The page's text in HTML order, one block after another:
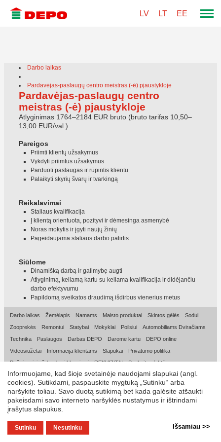
Informuojame, kad šioje svetainėje naudojami slapukai (angl.
cookies). Sutikdami, paspauskite mygtuką „Sutinku“ arba
naršykite toliau. Savo duotą sutikimą bet kada galėsite atšaukti
pakeisdami savo interneto naršyklės nustatymus ir ištrindami
įrašytus slapukus.
Sutinku Nesutinku Išsamiau >>
LV LT EE
Darbo laikas
Pardavėjas-paslaugų centro meistras (-ė) pjaustykloje
Pardavėjas-paslaugų centro
meistras (-ė) pjaustykloje
Atlyginimas 1764–2184 EUR bruto (bruto tarifas 10,50–
13,00 EUR/val.)
Pareigos
Priimti klientų užsakymus
Vykdyti priimtus užsakymus
Parduoti paslaugas ir rūpintis klientu
Palaikyti skyrių švarų ir tvarkingą
Reikalavimai
Staliaus kvalifikacija
Į klientą orientuota, pozityvi ir dėmesinga asmenybė
Noras mokytis ir įgyti naujų žinių
Pageidaujama staliaus darbo patirtis
Siūlome
Dinamišką darbą ir galimybę augti
Atlyginimą, keliamą kartu su keliama kvalifikacija ir didėjančiu
darbo efektyvumu
Papildomą sveikatos draudimą išdirbus vienerius metus
Darbo laikas Žemėlapis Namams Maisto produktai Skintos gėlės
Sodui
Zooprekės
Remontui Statybai Mokyklai Poilsiui
Automobiliams Dviračiams
Technika
Paslaugos Darbas DEPO Darome kartu
DEPO online
Videosiužetai
Informacija klientams Slapukai
Privatumo politika
Dažniausiai užduodami klausimai
REKVIZITAI Sąskaitos faktūros
© 2026, DEPO DIY LT UAB